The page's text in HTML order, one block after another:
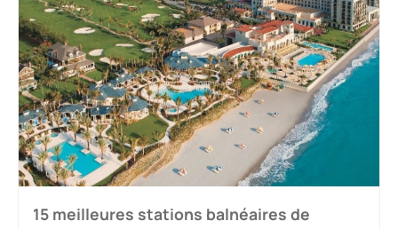
15 meilleures stations balnéaires de